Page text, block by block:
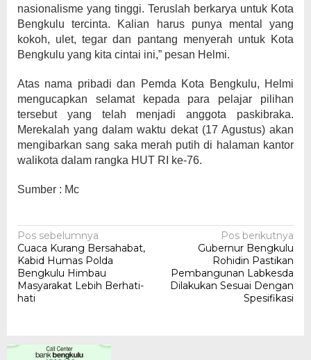
nasionalisme yang tinggi. Teruslah berkarya untuk Kota
Bengkulu tercinta. Kalian harus punya mental yang
kokoh, ulet, tegar dan pantang menyerah untuk Kota
Bengkulu yang kita cintai ini,” pesan Helmi.
Atas nama pribadi dan Pemda Kota Bengkulu, Helmi
mengucapkan selamat kepada para pelajar pilihan
tersebut yang telah menjadi anggota paskibraka.
Merekalah yang dalam waktu dekat (17 Agustus) akan
mengibarkan sang saka merah putih di halaman kantor
walikota dalam rangka HUT RI ke-76.
Sumber : Mc
Navigasi
pos
Pos sebelumnya
Cuaca Kurang Bersahabat,
Kabid Humas Polda
Bengkulu Himbau
Masyarakat Lebih Berhati-
hati
Pos berikutnya
Gubernur Bengkulu
Rohidin Pastikan
Pembangunan Labkesda
Dilakukan Sesuai Dengan
Spesifikasi